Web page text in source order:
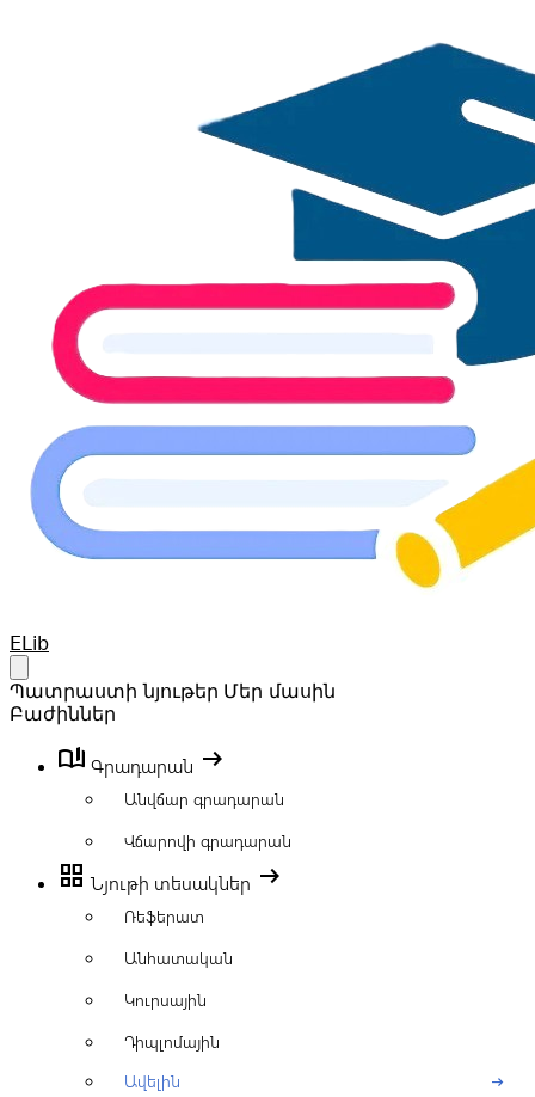
Your Company
ELib
Պատրաստի նյութեր Մեր մասին
Բաժիններ
book_ribbon Գրադարան arrow_right_alt
Անվճար գրադարան
Վճարովի գրադարան
grid_view Նյութի տեսակներ arrow_right_alt
Ռեֆերատ
Անհատական
Կուրսային
Դիպլոմային
Ավելին
arrow_right_alt